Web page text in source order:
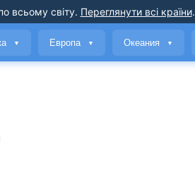
всьому світу. Переглянути всі країни.
▼ Европа ▼ Океания ▼